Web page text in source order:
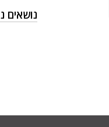
נושאים